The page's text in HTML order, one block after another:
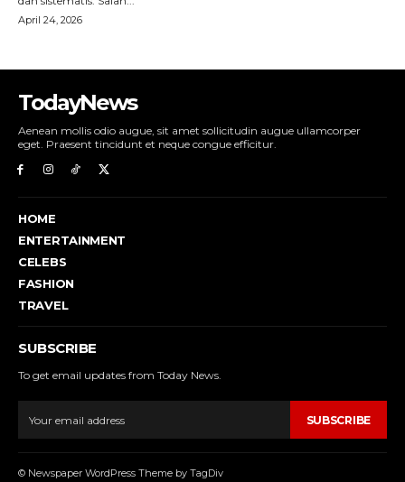
TodayNews
Aenean mollis odio augue, sit amet sollicitudin augue ullamcorper
eget. Praesent tincidunt et neque congue efficitur.
HOME
ENTERTAINMENT
CELEBS
FASHION
TRAVEL
SUBSCRIBE
To get email updates from Today News.
SUBSCRIBE
© Newspaper WordPress Theme by TagDiv